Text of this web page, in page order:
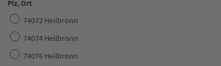
Plz, Ort
74072 Heilbronn
74074 Heilbronn
74076 Heilbronn